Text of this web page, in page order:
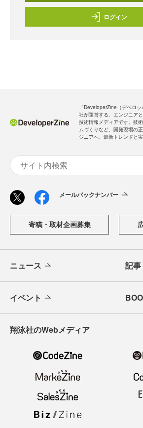
ログイン
「DeveloperZine（デベロ
社が運営する、エンジニア
技術情報メディアです。技
ムづくりなど、開発現場の
ジニアへ、最新トレンドと
メールバックナンバー
寄稿・取材企画募集
ニュース 記事
イベント
翔泳社のWebメディア